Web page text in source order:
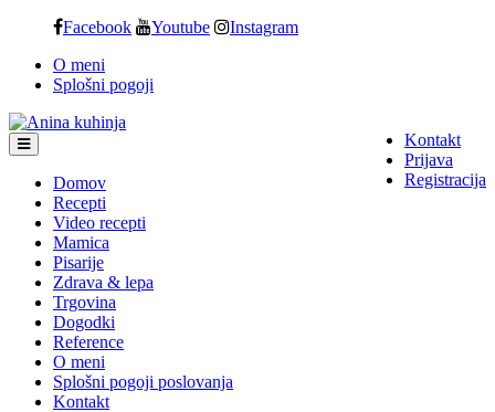
content
Facebook Youtube Instagram
O meni
Splošni pogoji
Kontakt
Prijava
Registracija
Domov
Recepti
Video recepti
Mamica
Pisarije
Zdrava & lepa
Trgovina
Dogodki
Reference
O meni
Splošni pogoji poslovanja
Kontakt